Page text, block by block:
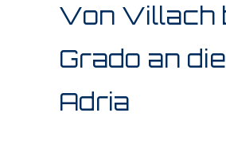
Von Villach
Grado an die
Adria